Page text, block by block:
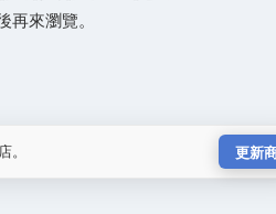
再來瀏覽。
更新